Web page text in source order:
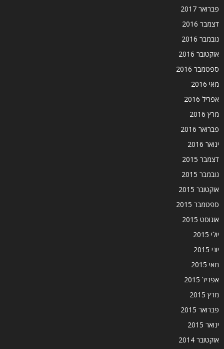
פברואר 2017
דצמבר 2016
נובמבר 2016
אוקטובר 2016
ספטמבר 2016
מאי 2016
אפריל 2016
מרץ 2016
פברואר 2016
ינואר 2016
דצמבר 2015
נובמבר 2015
אוקטובר 2015
ספטמבר 2015
אוגוסט 2015
יולי 2015
יוני 2015
מאי 2015
אפריל 2015
מרץ 2015
פברואר 2015
ינואר 2015
אוקטובר 2014